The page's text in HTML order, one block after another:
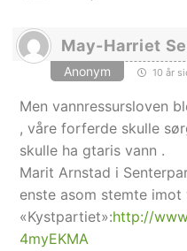
May-Harriet
Anonym 10 år
Men vannressursloven
, våre forferde skulle
skulle ha gtaris vann .
Marit Arnstad i
enste asom stemte imot
«Kystpartiet»:http://
4myEKMA